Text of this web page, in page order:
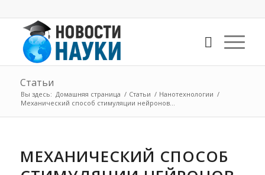
Статьи
Вы здесь: Домашняя страница / Статьи / Нанотехнологии /
Механический способ стимуляции нейронов...
МЕХАНИЧЕСКИЙ СПОСОБ